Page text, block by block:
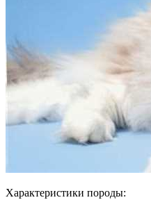
Характеристики породы: